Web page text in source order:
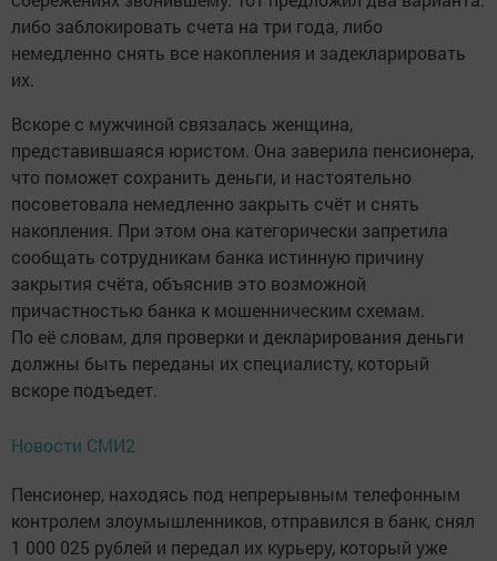
либо заблокировать счета на три года, либо
немедленно снять все накопления и задекларировать
их.
Вскоре с мужчиной связалась женщина,
представившаяся юристом. Она заверила пенсионера,
что поможет сохранить деньги, и настоятельно
посоветовала немедленно закрыть счёт и снять
накопления. При этом она категорически запретила
сообщать сотрудникам банка истинную причину
закрытия счёта, объяснив это возможной
причастностью банка к мошенническим схемам.
По её словам, для проверки и декларирования деньги
должны быть переданы их специалисту, который
вскоре подъедет.
Новости СМИ2
Пенсионер, находясь под непрерывным телефонным
контролем злоумышленников, отправился в банк, снял
1 000 025 рублей и передал их курьеру, который уже